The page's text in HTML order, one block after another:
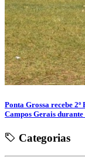
Ponta Grossa recebe
Campos Gerais
Categorias